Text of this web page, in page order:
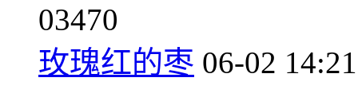
03470
玫瑰红的枣 06-02 14:21